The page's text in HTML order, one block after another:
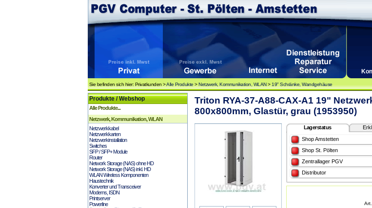
Sie befinden sich hier: Privatkunden >Alle Produkte >Netzwerk, Kommunikation, WLAN> 19" Schränke, Wandgehäuse
Produkte / Webshop
Alle Produkte...
Netzwerk, Kommunikation, WLAN
Netzwerkkabel
Netzwerkkarten
Netzwerkinstallation
Switches
SFP / SFP+ Module
Router
Network Storage (NAS) ohne HD
Network Storage (NAS) inkl. HD
WLAN Wireless Komponenten
Haustechnik
Konverter und Transceiver
Modems, ISDN
Printserver
Powerline
Triton RYA-37-A88-CAX-A1 19"
800x800mm, Glastür, grau (1953950)
Lagerstatus
Shop Amstetten
Shop St. Pölten
Zentrallager PGV
Distributor